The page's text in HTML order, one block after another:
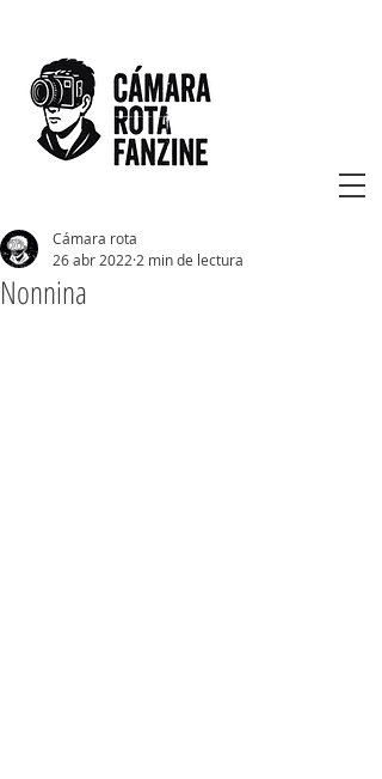
Nonnina
Cámara rota
26 abr 2022 2 min de lectura